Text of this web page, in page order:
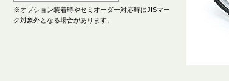
※オプション装着時やセミオーダー対応時はJISマー
ク対象外となる場合があります。